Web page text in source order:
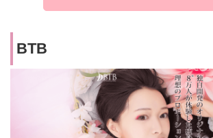
BTB